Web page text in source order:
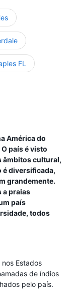
FL
América do
país é visto
âmbitos cultural,
é diversificada,
grandemente.
a praias
país
todos
Estados
de índios
pelo país.